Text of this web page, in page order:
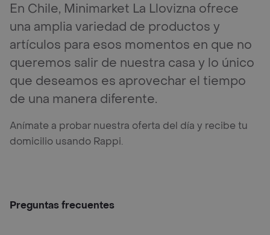
En Chile, Minimarket La Llovizna ofrece
una amplia variedad de productos y
artículos para esos momentos en que no
queremos salir de nuestra casa y lo único
que deseamos es aprovechar el tiempo
de una manera diferente.
Anímate a probar nuestra oferta del día y recibe tu
domicilio usando Rappi.
Preguntas frecuentes